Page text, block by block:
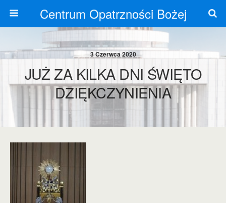
Centrum Opatrzności Bożej
3 Czerwca 2020
JUŻ ZA KILKA DNI ŚWIĘTO
DZIĘKCZYNIENIA